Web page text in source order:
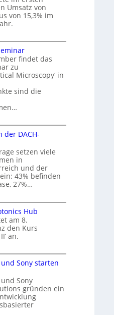
Umsatz von
von 15,3% im
findet das
zu
Microscopy‘ in
sind die
der DACH-
setzen viele
in
und der
43% befinden
27%…
Hub
am 8.
den Kurs
an.
Sony starten
Sony
gründen ein